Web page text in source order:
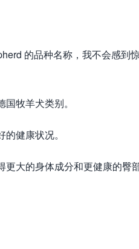
的品种名称，我不会感到
牧羊犬类别。
健康状况。
大的身体成分和更健康的臀部